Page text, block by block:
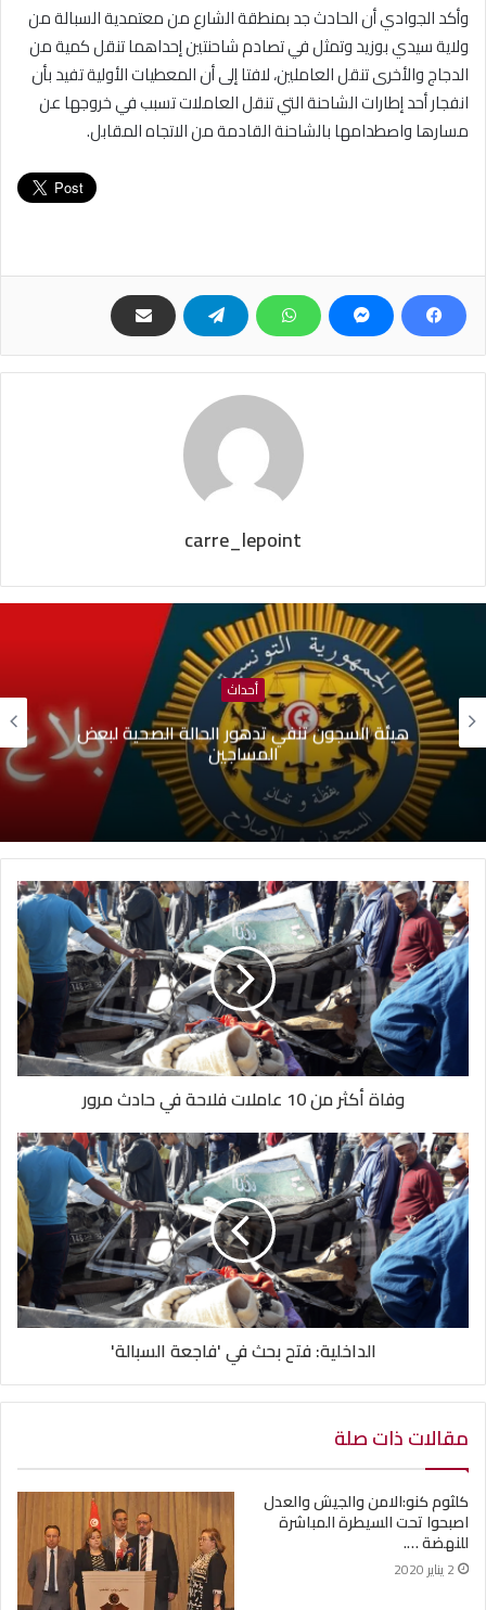
وأكد الجوادي أن الحادث جد بمنطقة الشارع من معتمدية السبالة من
ولاية سيدي بوزيد وتمثل في تصادم شاحنتين إحداهما تنقل كمية من
الدجاج والأخرى تنقل العاملين، لافتا إلى أن المعطيات الأولية تفيد بأن
انفجار أحد إطارات الشاحنة التي تنقل العاملات تسبب في خروجها عن
مسارها واصطدامها بالشاحنة القادمة من الاتجاه المقابل.
carre_lepoint
أحداث
هيئة السجون تنفي تدهور الحالة الصحية لبعض
المساجين
وفاة أكثر من 10 عاملات فلاحة في حادث مرور
الداخلية: فتح بحث في 'فاجعة السبالة'
مقالات ذات صلة
كلثوم كنو:الامن والجيش والعدل
اصبحوا تحت السيطرة المباشرة
للنهضة ….
2 يناير 2020